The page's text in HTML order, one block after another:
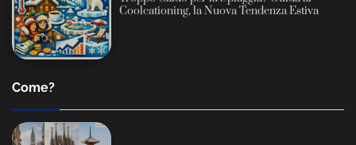
Coolcationing, la Nuova Tendenza Estiva
Come?